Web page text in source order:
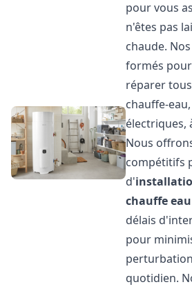
pour vous
n'êtes pas
chaude.
formés
réparer
chauffe-
électriques,
Nous
compétitifs
d'
chauffe eau
délais
pour
quotidien.